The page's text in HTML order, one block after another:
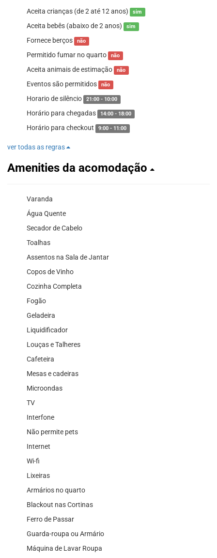
Aceita crianças (de 2 até 12 anos) sim
Aceita bebês (abaixo de 2 anos) sim
Fornece berços não
Permitido fumar no quarto não
Aceita animais de estimação não
Eventos são permitidos não
Horario de silêncio 21:00 - 10:00
Horário para chegadas 14:00 - 18:00
Horário para checkout 9:00 - 11:00
ver todas as regras
Amenities da acomodação
Varanda
Água Quente
Secador de Cabelo
Toalhas
Assentos na Sala de Jantar
Copos de Vinho
Cozinha Completa
Fogão
Geladeira
Liquidificador
Louças e Talheres
Cafeteira
Mesas e cadeiras
Microondas
TV
Interfone
Não permite pets
Internet
Wi-fi
Lixeiras
Armários no quarto
Blackout nas Cortinas
Ferro de Passar
Guarda-roupa ou Armário
Máquina de Lavar Roupa